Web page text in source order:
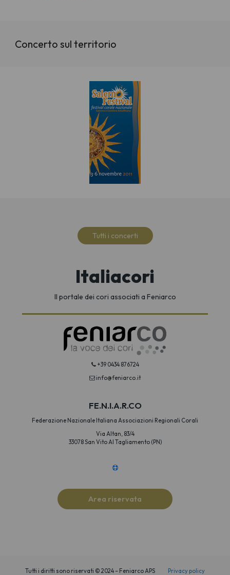
Concerto sul territorio
Tutti i concerti
Italiacori
Il portale dei cori associati a Feniarco
+39 0434 876724
info@feniarco.it
FE.N.I.A.R.CO
Federazione Nazionale Italiana Associazioni Regionali Corali
Via Altan, 83/4
33078 San Vito Al Tagliamento (PN)
Area riservata
Tutti i diritti sono riservati © 2024 – Feniarco APS Privacy policy